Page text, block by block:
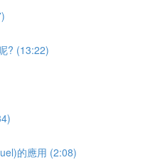
? (13:22)
的應用 (2:08)